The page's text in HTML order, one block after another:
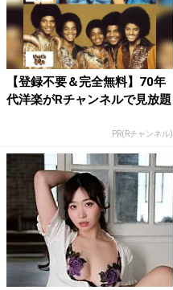
【登録不要＆完全無料】70年
代洋楽がRチャンネルで見放題
PR(Rチャンネル)